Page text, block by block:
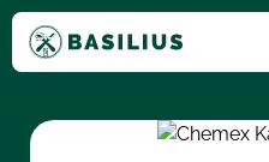
Zum Hauptinhalt springen
Bildergalerie überspringen